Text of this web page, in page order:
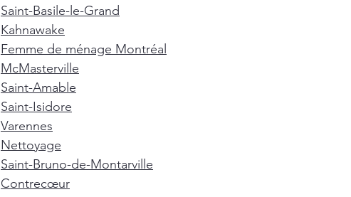
Saint-Basile-le-Grand
Kahnawake
Femme de ménage Montréal
McMasterville
Saint-Amable
Saint-Isidore
Varennes
Nettoyage
Saint-Bruno-de-Montarville
Contrecœur